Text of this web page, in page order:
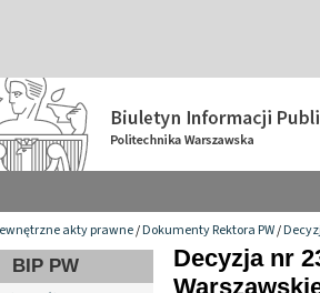
akty prawne/Dokumenty Rektora PW/
BIP PW
Decyzja nr